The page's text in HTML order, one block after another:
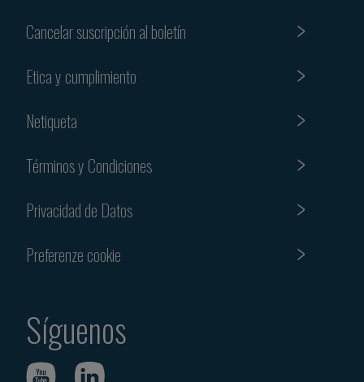
Cancelar suscripción al boletín
Etica y cumplimiento
Netiqueta
Términos y Condiciones
Privacidad de Datos
Preferenze cookie
Síguenos